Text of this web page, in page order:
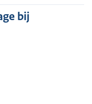
bij